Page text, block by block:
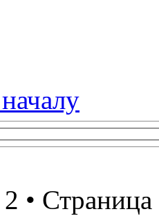
• Страница